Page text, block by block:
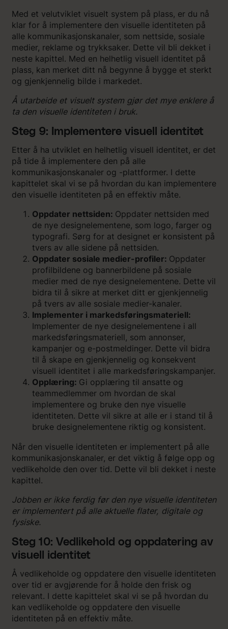
Med et velutviklet visuelt system på plass, er du nå
klar for å implementere den visuelle identiteten på
alle kommunikasjonskanaler, som nettside, sosiale
medier, reklame og trykksaker. Dette vil bli dekket i
neste kapittel. Med en helhetlig visuell identitet på
plass, kan merket ditt nå begynne å bygge et sterkt
og gjenkjennelig bilde i markedet.
Å utarbeide et visuelt system gjør det mye enklere å
ta den visuelle identiteten i bruk.
Steg 9: Implementere visuell identitet
Etter å ha utviklet en helhetlig visuell identitet, er det
på tide å implementere den på alle
kommunikasjonskanaler og -plattformer. I dette
kapittelet skal vi se på hvordan du kan implementere
den visuelle identiteten på en effektiv måte.
Oppdater nettsiden: Oppdater nettsiden med
de nye designelementene, som logo, farger og
typografi. Sørg for at designet er konsistent på
tvers av alle sidene på nettsiden.
Oppdater sosiale medier-profiler: Oppdater
profilbildene og bannerbildene på sosiale
medier med de nye designelementene. Dette vil
bidra til å sikre at merket ditt er gjenkjennelig
på tvers av alle sosiale medier-kanaler.
Implementer i markedsføringsmateriell:
Implementer de nye designelementene i all
markedsføringsmateriell, som annonser,
kampanjer og e-postmeldinger. Dette vil bidra
til å skape en gjenkjennelig og konsekvent
visuell identitet i alle markedsføringskampanjer.
Opplæring: Gi opplæring til ansatte og
teammedlemmer om hvordan de skal
implementere og bruke den nye visuelle
identiteten. Dette vil sikre at alle er i stand til å
bruke designelementene riktig og konsistent.
Når den visuelle identiteten er implementert på alle
kommunikasjonskanaler, er det viktig å følge opp og
vedlikeholde den over tid. Dette vil bli dekket i neste
kapittel.
Jobben er ikke ferdig før den nye visuelle identiteten
er implementert på alle aktuelle flater, digitale og
fysiske.
Steg 10: Vedlikehold og oppdatering av
visuell identitet
Å vedlikeholde og oppdatere den visuelle identiteten
over tid er avgjørende for å holde den frisk og
relevant. I dette kapittelet skal vi se på hvordan du
kan vedlikeholde og oppdatere den visuelle
identiteten på en effektiv måte.